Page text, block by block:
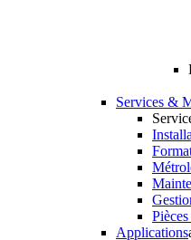
Services &
Applications